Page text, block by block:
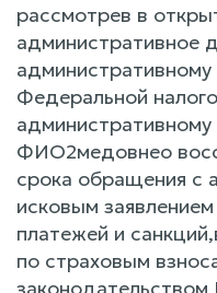
рассмотрев в
административное
административному
Федеральной
административному
ФИО2медовнео
срока обращения с
исковым
платежей и
по страховым